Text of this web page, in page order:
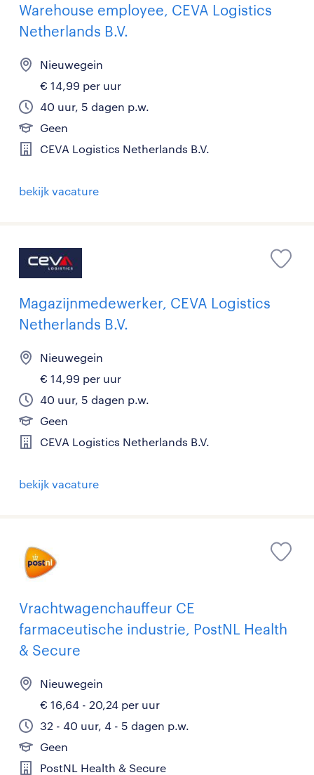
Warehouse employee, CEVA Logistics
Netherlands B.V.
Nieuwegein
€ 14,99 per uur
40 uur, 5 dagen p.w.
Geen
CEVA Logistics Netherlands B.V.
bekijk vacature
Magazijnmedewerker, CEVA Logistics
Netherlands B.V.
Nieuwegein
€ 14,99 per uur
40 uur, 5 dagen p.w.
Geen
CEVA Logistics Netherlands B.V.
bekijk vacature
Vrachtwagenchauffeur CE
farmaceutische industrie, PostNL Health
& Secure
Nieuwegein
€ 16,64 - 20,24 per uur
32 - 40 uur, 4 - 5 dagen p.w.
Geen
PostNL Health & Secure